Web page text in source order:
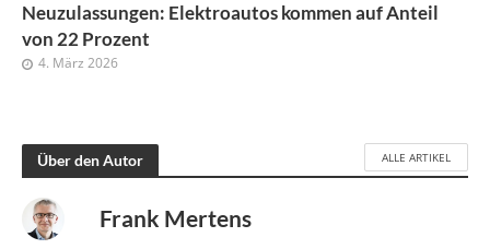
Neuzulassungen: Elektroautos kommen auf Anteil
von 22 Prozent
4. März 2026
Über den Autor ALLE ARTIKEL
Frank Mertens